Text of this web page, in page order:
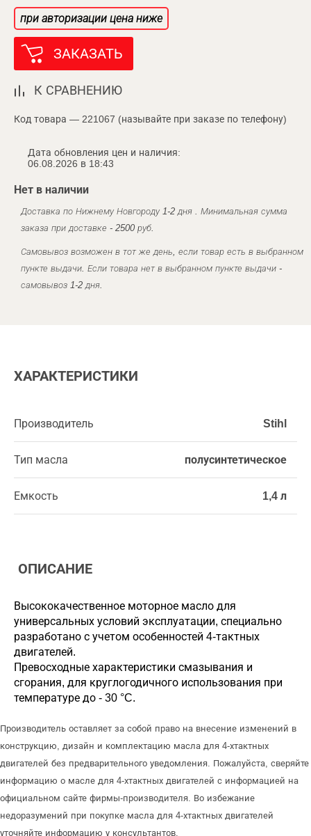
при авторизации цена ниже
ЗАКАЗАТЬ
К СРАВНЕНИЮ
Код товара — 221067 (называйте при заказе по телефону)
Дата обновления цен и наличия:
06.08.2026 в 18:43
Нет в наличии
Доставка по Нижнему Новгороду 1-2 дня . Минимальная сумма
заказа при доставке - 2500 руб.
Самовывоз возможен в тот же день, если товар есть в выбранном
пункте выдачи. Если товара нет в выбранном пункте выдачи -
самовывоз 1-2 дня.
ХАРАКТЕРИСТИКИ
Производитель Stihl
Тип масла полусинтетическое
Емкость 1,4 л
ОПИСАНИЕ
Высококачественное моторное масло для
универсальных условий эксплуатации, специально
разработано с учетом особенностей 4-тактных
двигателей.
Превосходные характеристики смазывания и
сгорания, для круглогодичного использования при
температуре до - 30 °C.
Производитель оставляет за собой право на внесение изменений в
конструкцию, дизайн и комплектацию масла для 4-хтактных
двигателей без предварительного уведомления. Пожалуйста, сверяйте
информацию о масле для 4-хтактных двигателей с информацией на
официальном сайте фирмы-производителя. Во избежание
недоразумений при покупке масла для 4-хтактных двигателей
уточняйте информацию у консультантов.